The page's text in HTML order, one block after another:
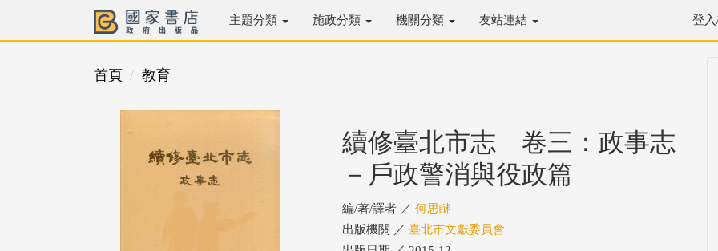
主題分類 施政分類 機關分類 友站連結 登
首頁 教育
續修臺北市志 卷三：政事志
－戶政警消與役政篇
編/著/譯者 ／ 何思瞇
出版機關 ／ 臺北市文獻委員會